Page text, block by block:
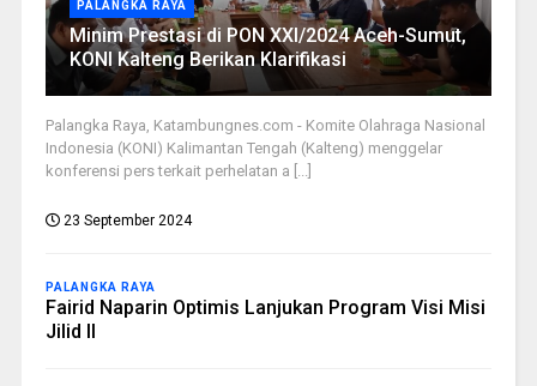
PALANGKA RAYA
Minim Prestasi di PON XXI/2024 Aceh-Sumut,
KONI Kalteng Berikan Klarifikasi
Palangka Raya, Katambungnes.com - Komite Olahraga Nasional
Indonesia (KONI) Kalimantan Tengah (Kalteng) menggelar
konferensi pers terkait perhelatan a [...]
23 September 2024
PALANGKA RAYA
Fairid Naparin Optimis Lanjukan Program Visi Misi
Jilid II